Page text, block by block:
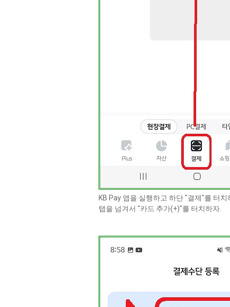
KB Pay 앱을 실행하고 하단 "결제"를 터치
탭을 넘겨서 "카드 추가(+)"를 터치하자.